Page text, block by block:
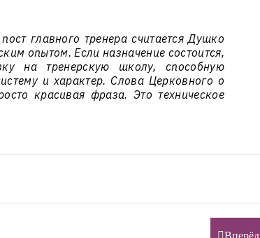
главного тренера считается Душко
опытом. Если назначение состоится,
на тренерскую школу, способную
и характер. Слова Церковного о
красивая фраза. Это техническое
Вперёд